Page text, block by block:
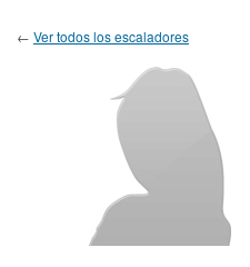
← Ver todos los escaladores